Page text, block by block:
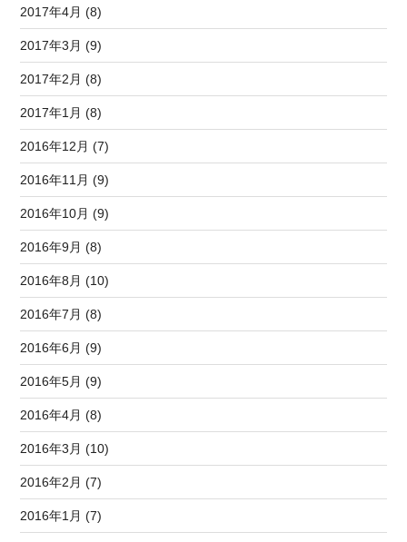
2017年4月 (8)
2017年3月 (9)
2017年2月 (8)
2017年1月 (8)
2016年12月 (7)
2016年11月 (9)
2016年10月 (9)
2016年9月 (8)
2016年8月 (10)
2016年7月 (8)
2016年6月 (9)
2016年5月 (9)
2016年4月 (8)
2016年3月 (10)
2016年2月 (7)
2016年1月 (7)